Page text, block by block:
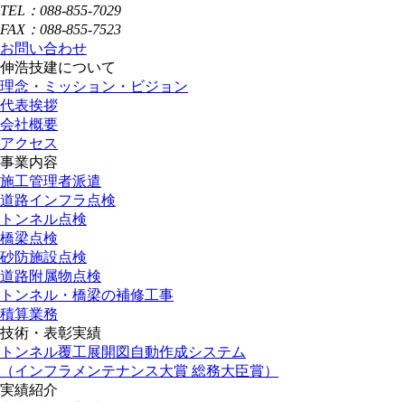
TEL：088-855-7029
FAX：088-855-7523
お問い合わせ
伸浩技建について
理念・ミッション・ビジョン
代表挨拶
会社概要
アクセス
事業内容
施工管理者派遣
道路インフラ点検
トンネル点検
橋梁点検
砂防施設点検
道路附属物点検
トンネル・橋梁の補修工事
積算業務
技術・表彰実績
トンネル覆工展開図自動作成システム
（インフラメンテナンス大賞 総務大臣賞）
実績紹介